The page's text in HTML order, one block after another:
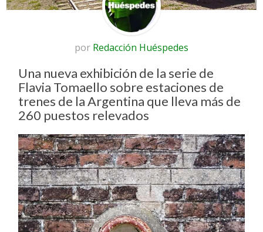
por Redacción Huéspedes
Una nueva exhibición de la serie de
Flavia Tomaello sobre estaciones de
trenes de la Argentina que lleva más de
260 puestos relevados